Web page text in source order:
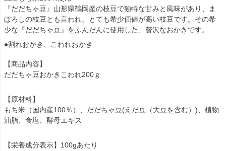
『だだちゃ豆』山形県鶴岡産の枝豆で独特な甘みと風味があり、ま
ぼろしの枝豆とも言われ、とても希少価値が高い枝豆です。その希
少な『だだちゃ豆』をふんだんに使用した、贅沢なおかきです。
●割れおかき、こわれおかき
【商品内容】
だだちゃ豆おかきこわれ200ｇ
【原材料】
もち米（国内産100％）、だだちゃ豆(えだ豆（大豆を含む）)、植物
油脂、食塩、酵母エキス
【栄養成分表示】100gあたり